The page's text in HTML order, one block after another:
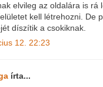
elvileg az oldalára is rá
kell létrehozni. De
díszítik a csokiknak.
12. 22:23
írta...